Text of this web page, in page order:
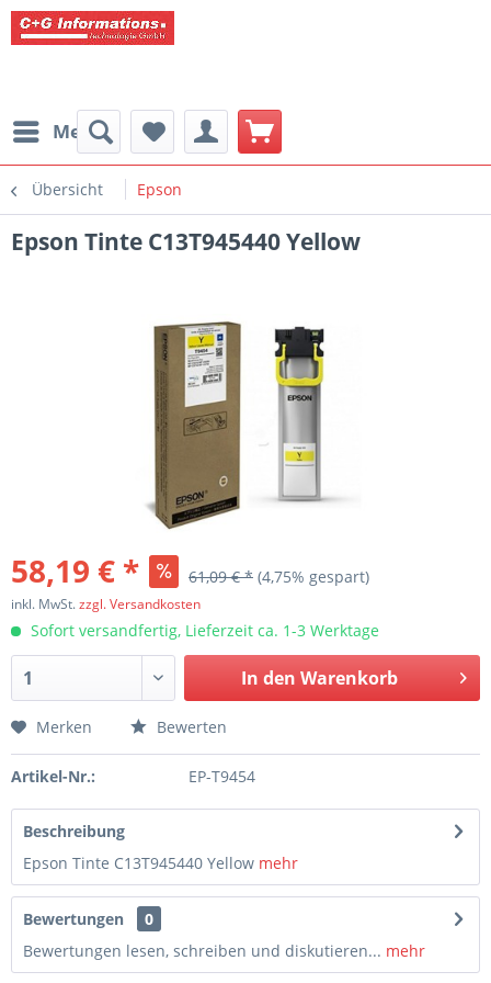
Menü
Übersicht Epson
Epson Tinte C13T945440 Yellow
58,19 € * 61,09 € * (4,75% gespart)
inkl. MwSt.zzgl. Versandkosten
Sofort versandfertig, Lieferzeit ca. 1-3 Werktage
In den Warenkorb
Merken Bewerten
Artikel-Nr.: EP-T9454
Beschreibung
Epson Tinte C13T945440 Yellow mehr
Bewertungen
0
Bewertungen lesen, schreiben und diskutieren... mehr